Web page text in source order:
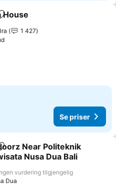
til i favoritter
House
1 427
Se priser
til i favoritter
Near Politeknik
Nusa Dua Bali
vurdering tilgjengelig
Dua